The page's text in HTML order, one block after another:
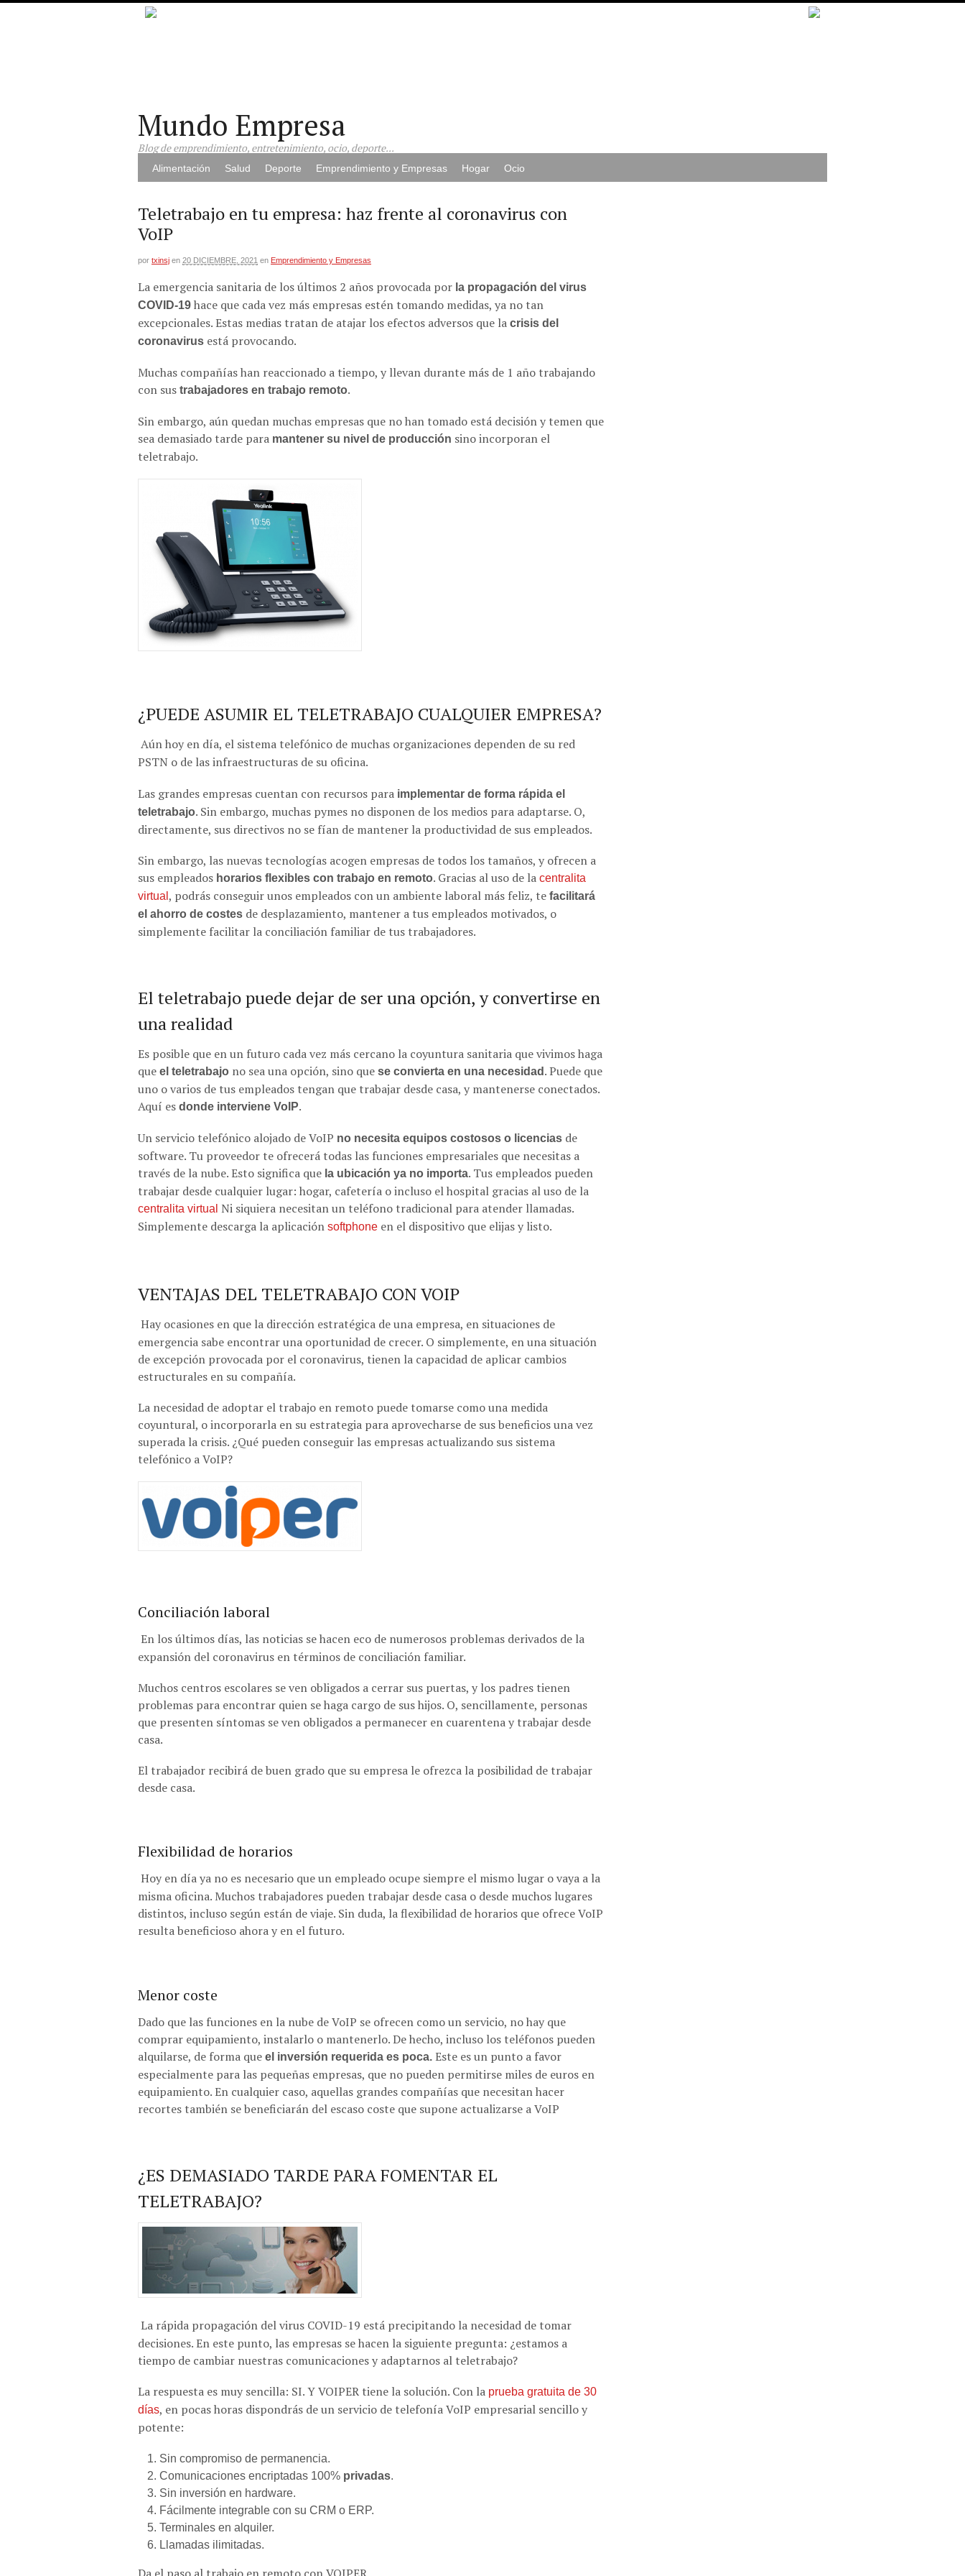
Mundo Empresa
Blog de emprendimiento, entretenimiento, ocio, deporte...
Alimentación Salud Deporte Emprendimiento y Empresas Hogar Ocio
Teletrabajo en tu empresa: haz frente al coronavirus con
VoIP
por txinsj en 20 DICIEMBRE, 2021 en Emprendimiento y Empresas
La emergencia sanitaria de los últimos 2 años provocada por la propagación del virus
COVID-19 hace que cada vez más empresas estén tomando medidas, ya no tan
excepcionales. Estas medias tratan de atajar los efectos adversos que la crisis del
coronavirus está provocando.
Muchas compañías han reaccionado a tiempo, y llevan durante más de 1 año trabajando
con sus trabajadores en trabajo remoto.
Sin embargo, aún quedan muchas empresas que no han tomado está decisión y temen que
sea demasiado tarde para mantener su nivel de producción sino incorporan el
teletrabajo.
¿PUEDE ASUMIR EL TELETRABAJO CUALQUIER EMPRESA?
Aún hoy en día, el sistema telefónico de muchas organizaciones dependen de su red
PSTN o de las infraestructuras de su oficina.
Las grandes empresas cuentan con recursos para implementar de forma rápida el
teletrabajo. Sin embargo, muchas pymes no disponen de los medios para adaptarse. O,
directamente, sus directivos no se fían de mantener la productividad de sus empleados.
Sin embargo, las nuevas tecnologías acogen empresas de todos los tamaños, y ofrecen a
sus empleados horarios flexibles con trabajo en remoto. Gracias al uso de la centralita
virtual , podrás conseguir unos empleados con un ambiente laboral más feliz, te facilitará
el ahorro de costes de desplazamiento, mantener a tus empleados motivados, o
simplemente facilitar la conciliación familiar de tus trabajadores.
El teletrabajo puede dejar de ser una opción, y convertirse en
una realidad
Es posible que en un futuro cada vez más cercano la coyuntura sanitaria que vivimos haga
que el teletrabajo no sea una opción, sino que se convierta en una necesidad . Puede que
uno o varios de tus empleados tengan que trabajar desde casa, y mantenerse conectados.
Aquí es donde interviene VoIP.
Un servicio telefónico alojado de VoIP no necesita equipos costosos o licencias de
software. Tu proveedor te ofrecerá todas las funciones empresariales que necesitas a
través de la nube. Esto significa que la ubicación ya no importa. Tus empleados pueden
trabajar desde cualquier lugar: hogar, cafetería o incluso el hospital gracias al uso de la
centralita virtual Ni siquiera necesitan un teléfono tradicional para atender llamadas.
Simplemente descarga la aplicación softphone en el dispositivo que elijas y listo.
VENTAJAS DEL TELETRABAJO CON VOIP
Hay ocasiones en que la dirección estratégica de una empresa, en situaciones de
emergencia sabe encontrar una oportunidad de crecer. O simplemente, en una situación
de excepción provocada por el coronavirus, tienen la capacidad de aplicar cambios
estructurales en su compañía.
La necesidad de adoptar el trabajo en remoto puede tomarse como una medida
coyuntural, o incorporarla en su estrategia para aprovecharse de sus beneficios una vez
superada la crisis. ¿Qué pueden conseguir las empresas actualizando sus sistema
telefónico a VoIP?
Conciliación laboral
En los últimos días, las noticias se hacen eco de numerosos problemas derivados de la
expansión del coronavirus en términos de conciliación familiar.
Muchos centros escolares se ven obligados a cerrar sus puertas, y los padres tienen
problemas para encontrar quien se haga cargo de sus hijos. O, sencillamente, personas
que presenten síntomas se ven obligados a permanecer en cuarentena y trabajar desde
casa.
El trabajador recibirá de buen grado que su empresa le ofrezca la posibilidad de trabajar
desde casa.
Flexibilidad de horarios
Hoy en día ya no es necesario que un empleado ocupe siempre el mismo lugar o vaya a la
misma oficina. Muchos trabajadores pueden trabajar desde casa o desde muchos lugares
distintos, incluso según están de viaje. Sin duda, la flexibilidad de horarios que ofrece VoIP
resulta beneficioso ahora y en el futuro.
Menor coste
Dado que las funciones en la nube de VoIP se ofrecen como un servicio, no hay que
comprar equipamiento, instalarlo o mantenerlo. De hecho, incluso los teléfonos pueden
alquilarse, de forma que el inversión requerida es poca. Este es un punto a favor
especialmente para las pequeñas empresas, que no pueden permitirse miles de euros en
equipamiento. En cualquier caso, aquellas grandes compañías que necesitan hacer
recortes también se beneficiarán del escaso coste que supone actualizarse a VoIP
¿ES DEMASIADO TARDE PARA FOMENTAR EL
TELETRABAJO?
La rápida propagación del virus COVID-19 está precipitando la necesidad de tomar
decisiones. En este punto, las empresas se hacen la siguiente pregunta: ¿estamos a
tiempo de cambiar nuestras comunicaciones y adaptarnos al teletrabajo?
La respuesta es muy sencilla: SI. Y VOIPER tiene la solución. Con la prueba gratuita de 30
días, en pocas horas dispondrás de un servicio de telefonía VoIP empresarial sencillo y
potente:
Sin compromiso de permanencia.
Comunicaciones encriptadas 100% privadas.
Sin inversión en hardware.
Fácilmente integrable con su CRM o ERP.
Terminales en alquiler.
Llamadas ilimitadas.
Da el paso al trabajo en remoto con VOIPER.